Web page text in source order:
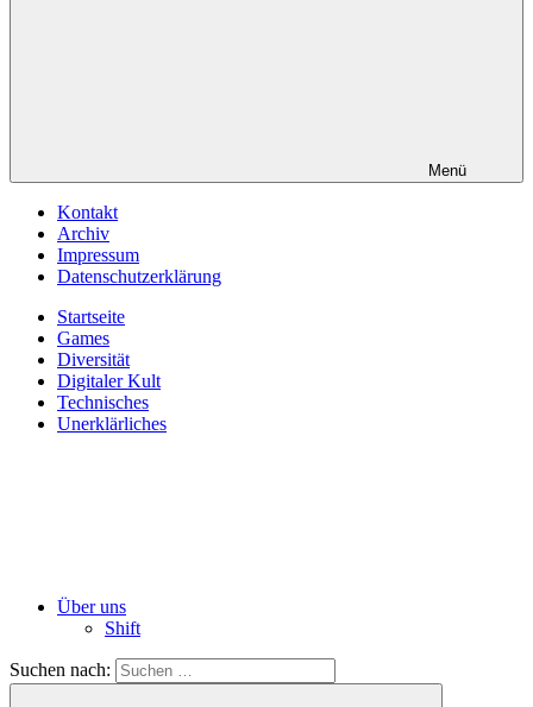
Menü
Kontakt
Archiv
Impressum
Datenschutzerklärung
Startseite
Games
Diversität
Digitaler Kult
Technisches
Unerklärliches
Über uns
Shift
Suchen nach: